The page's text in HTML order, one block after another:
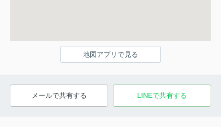
地図アプリで見る
メールで共有する LINEで共有する